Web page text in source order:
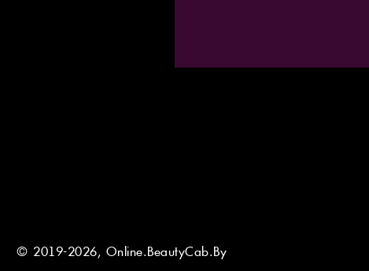
© 2019-2026, Online.BeautyCab.By